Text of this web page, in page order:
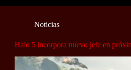
Noticias
Halo 5 incorpora nuevo jefe en